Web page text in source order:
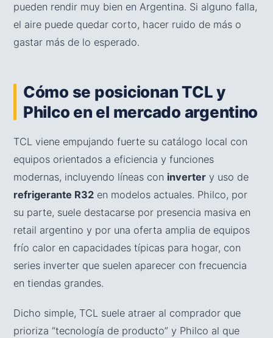
pueden rendir muy bien en Argentina. Si alguno falla,
el aire puede quedar corto, hacer ruido de más o
gastar más de lo esperado.
Cómo se posicionan TCL y
Philco en el mercado argentino
TCL viene empujando fuerte su catálogo local con
equipos orientados a eficiencia y funciones
modernas, incluyendo líneas con inverter y uso de
refrigerante R32 en modelos actuales. Philco, por
su parte, suele destacarse por presencia masiva en
retail argentino y por una oferta amplia de equipos
frío calor en capacidades típicas para hogar, con
series inverter que suelen aparecer con frecuencia
en tiendas grandes.
Dicho simple, TCL suele atraer al comprador que
prioriza “tecnología de producto” y Philco al que